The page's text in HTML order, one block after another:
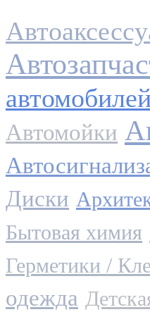
Автомойки
Диски
Бытовая химия
Герметики /
одежда